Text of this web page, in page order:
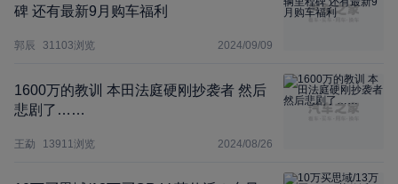
碑 还有最新9月购车福利
郭辰 31103浏览 2024/09/09
1600万的教训 本田法庭硬刚抄袭者 然后
悲剧了……
王勐 13911浏览 2024/08/26